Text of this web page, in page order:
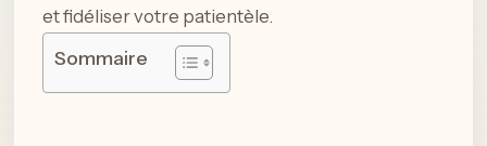
et fidéliser votre patientèle.
Sommaire